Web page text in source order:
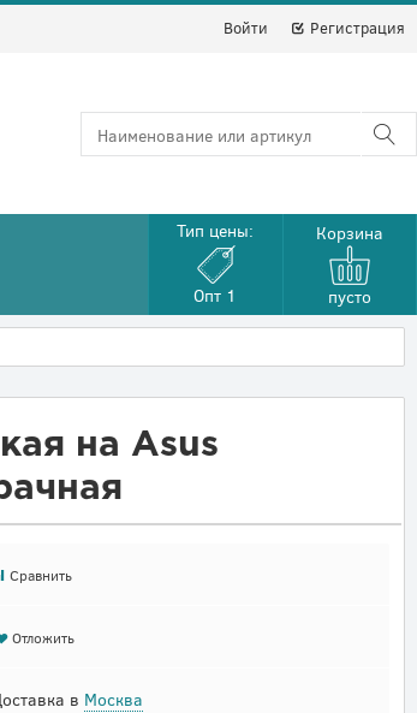
Войти Регистрация
Тип цены:
Опт 1
Корзина
пусто
на Asus
Сравнить
Отложить
в Москва